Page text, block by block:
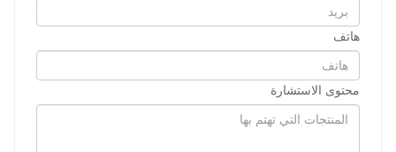
هاتف
محتوى الاستشارة